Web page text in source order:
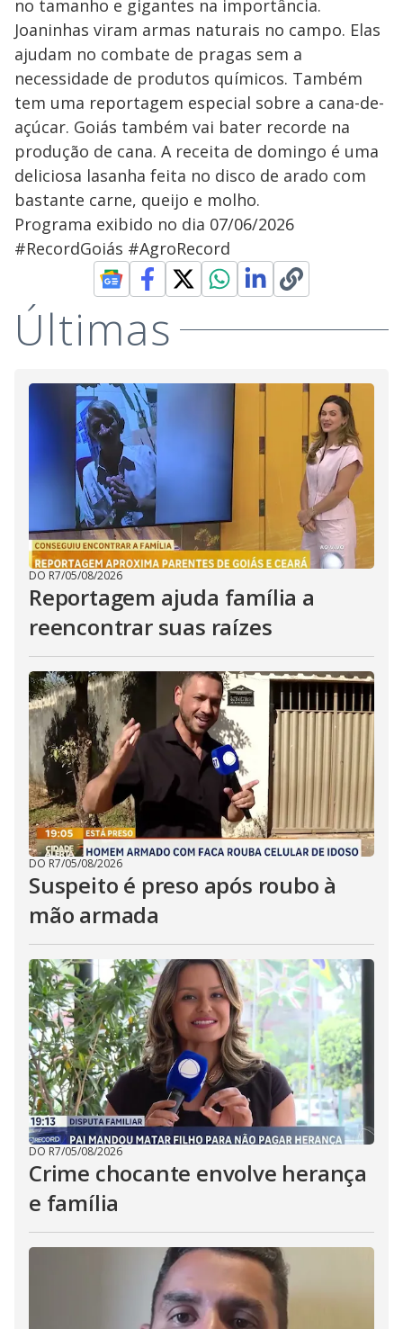
no tamanho e gigantes na importância.
Joaninhas viram armas naturais no campo. Elas
ajudam no combate de pragas sem a
necessidade de produtos químicos. Também
tem uma reportagem especial sobre a cana-de-
açúcar. Goiás também vai bater recorde na
produção de cana. A receita de domingo é uma
deliciosa lasanha feita no disco de arado com
bastante carne, queijo e molho.
Programa exibido no dia 07/06/2026
#RecordGoiás #AgroRecord
Últimas
DO R7/05/08/2026
Reportagem ajuda família a
reencontrar suas raízes
DO R7/05/08/2026
Suspeito é preso após roubo à
mão armada
DO R7/05/08/2026
Crime chocante envolve herança
e família